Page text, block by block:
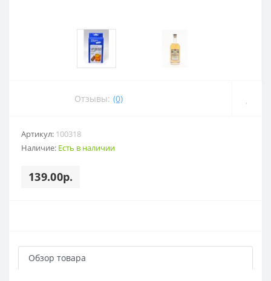
Отзывы: (0)
Артикул: 100318
Наличие: Есть в наличии
139.00р.
Обзор товара